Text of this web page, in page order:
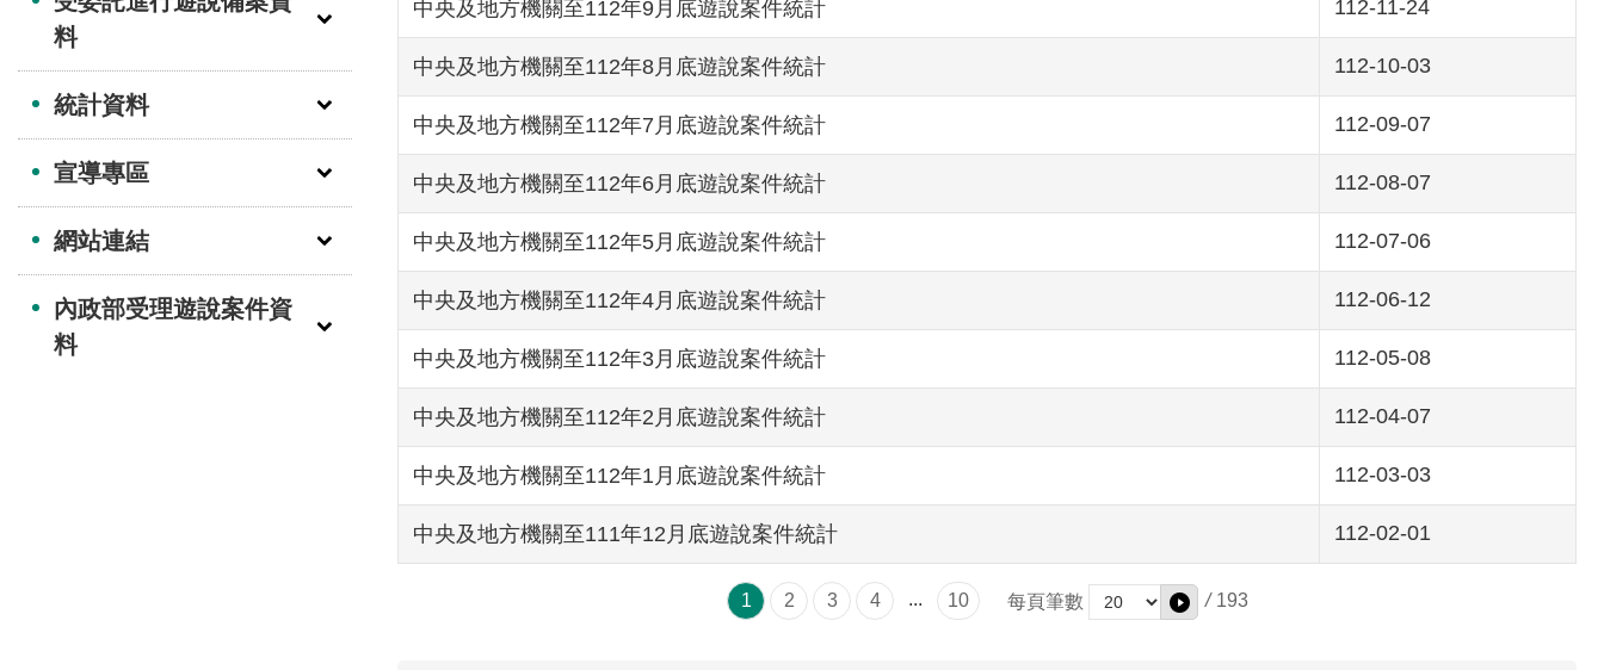
料
統計資料
宣導專區
網站連結
內政部受理遊說案件資
料
中央及地方機關至112年9月底遊說案件統計 112-11-24
中央及地方機關至112年8月底遊說案件統計 112-10-03
中央及地方機關至112年7月底遊說案件統計 112-09-07
中央及地方機關至112年6月底遊說案件統計 112-08-07
中央及地方機關至112年5月底遊說案件統計 112-07-06
中央及地方機關至112年4月底遊說案件統計 112-06-12
中央及地方機關至112年3月底遊說案件統計 112-05-08
中央及地方機關至112年2月底遊說案件統計 112-04-07
中央及地方機關至112年1月底遊說案件統計 112-03-03
中央及地方機關至111年12月底遊說案件統計 112-02-01
1 2 3 4 ... 10 每頁筆數 / 193